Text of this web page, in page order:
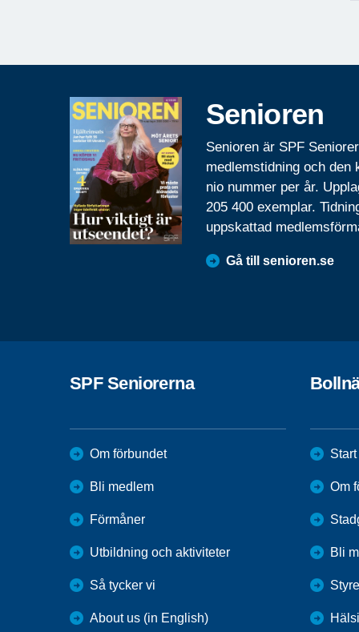
Senioren
Senioren är SPF
medlemstidning och den
nio nummer per år.
205 400 exemplar.
uppskattad
Gå till senioren.se
SPF Seniorerna
Om förbundet
Bli medlem
Förmåner
Utbildning och aktiviteter
Så tycker vi
About us (in English)
Start
Om
Bli